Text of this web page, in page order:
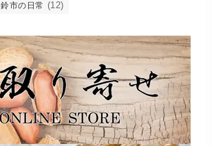
鈴市の日常 (12)